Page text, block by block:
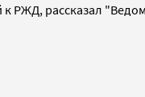
РЖД, рассказал